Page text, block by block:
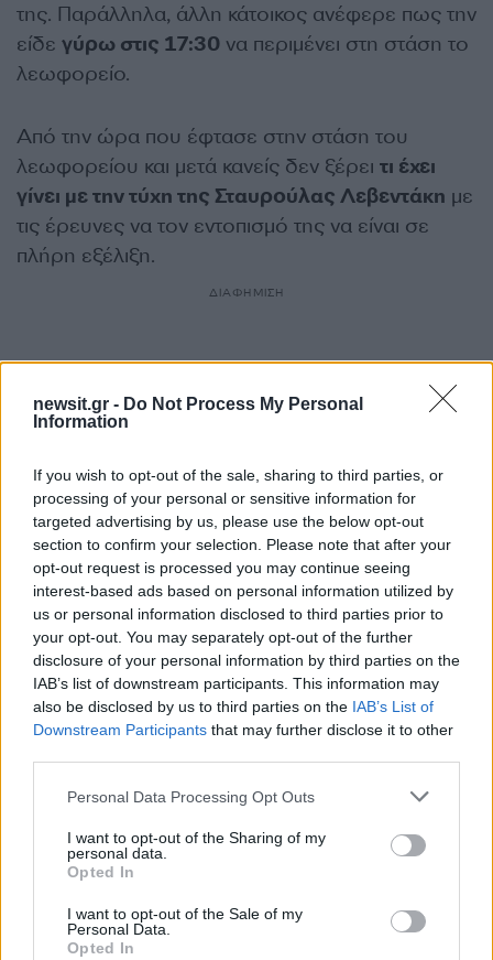
newsit.gr - Do Not Process My Personal
Information
If you wish to opt-out of the sale, sharing to third parties, or
processing of your personal or sensitive information for
targeted advertising by us, please use the below opt-out
section to confirm your selection. Please note that after your
opt-out request is processed you may continue seeing
interest-based ads based on personal information utilized by
us or personal information disclosed to third parties prior to
your opt-out. You may separately opt-out of the further
disclosure of your personal information by third parties on the
IAB’s list of downstream participants. This information may
also be disclosed by us to third parties on the IAB’s List of
Downstream Participants that may further disclose it to other
Please note that this website/app uses one or more Google
not limited to your visit or usage behaviour. You may click to
grant or deny consent to Google and its third-party tags to
use your data for below specified purposes in below Google
consent section.
Personal Data Processing Opt Outs
I want to opt-out of the Sharing of my
personal data.
Opted In
I want to opt-out of the Sale of my
Personal Data.
Opted In
της. Παράλληλα, άλλη κάτοικος ανέφερε πως την
είδε γύρω στις 17:30 να περιμένει στη στάση το
λεωφορείο.
Από την ώρα που έφτασε στην στάση του
λεωφορείου και μετά κανείς δεν ξέρει τι έχει
γίνει με την τύχη της Σταυρούλας Λεβεντάκη με
τις έρευνες να τον εντοπισμό της να είναι σε
πλήρη εξέλιξη.
ΔΙΑΦΗΜΙΣΗ
Αν τα χάσατε
Ιός Δυτικού Νείλου: Στην
κρούσματα – Έξι θάνατοι
τις τελευταίες ημέρες
συναγερμό η χώρα
φωτιές, ενισχύονται